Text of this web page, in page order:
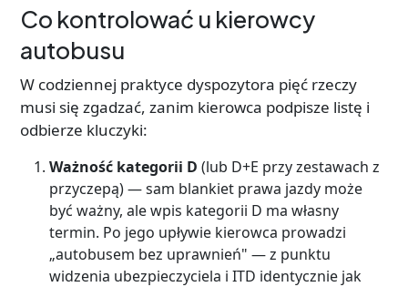
Co kontrolować u kierowcy
autobusu
W codziennej praktyce dyspozytora pięć rzeczy
musi się zgadzać, zanim kierowca podpisze listę i
odbierze kluczyki:
Ważność kategorii D (lub D+E przy zestawach z
przyczepą) — sam blankiet prawa jazdy może
być ważny, ale wpis kategorii D ma własny
termin. Po jego upływie kierowca prowadzi
„autobusem bez uprawnień" — z punktu
widzenia ubezpieczyciela i ITD identycznie jak